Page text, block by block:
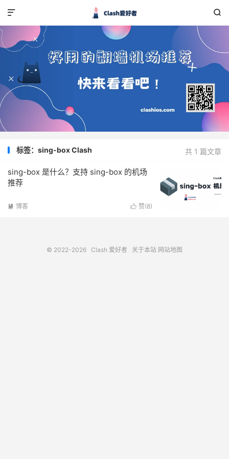


共 1 篇文章
标签：sing-box Clash
sing-box 是什么？支持 sing-box 的机场
推荐
 赞(8)
 博客
© 2022-2026 Clash 爱好者 关于本站 网站地图